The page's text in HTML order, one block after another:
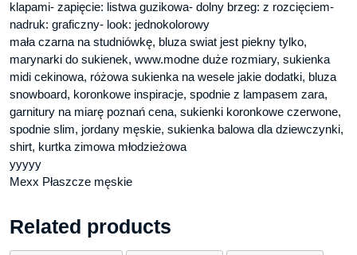
klapami- zapięcie: listwa guzikowa- dolny brzeg: z rozcięciem-
nadruk: graficzny- look: jednokolorowy
mała czarna na studniówkę, bluza swiat jest piekny tylko,
marynarki do sukienek, www.modne duże rozmiary, sukienka
midi cekinowa, różowa sukienka na wesele jakie dodatki, bluza
snowboard, koronkowe inspiracje, spodnie z lampasem zara,
garnitury na miarę poznań cena, sukienki koronkowe czerwone,
spodnie slim, jordany męskie, sukienka balowa dla dziewczynki,
shirt, kurtka zimowa młodzieżowa
yyyyy
Mexx Płaszcze męskie
Related products